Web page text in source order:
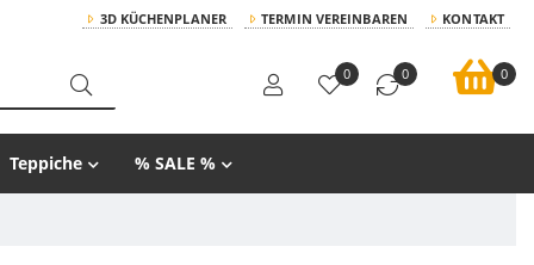
3D KÜCHENPLANER TERMIN VEREINBAREN KONTAKT
0 0 0
Teppiche % SALE %